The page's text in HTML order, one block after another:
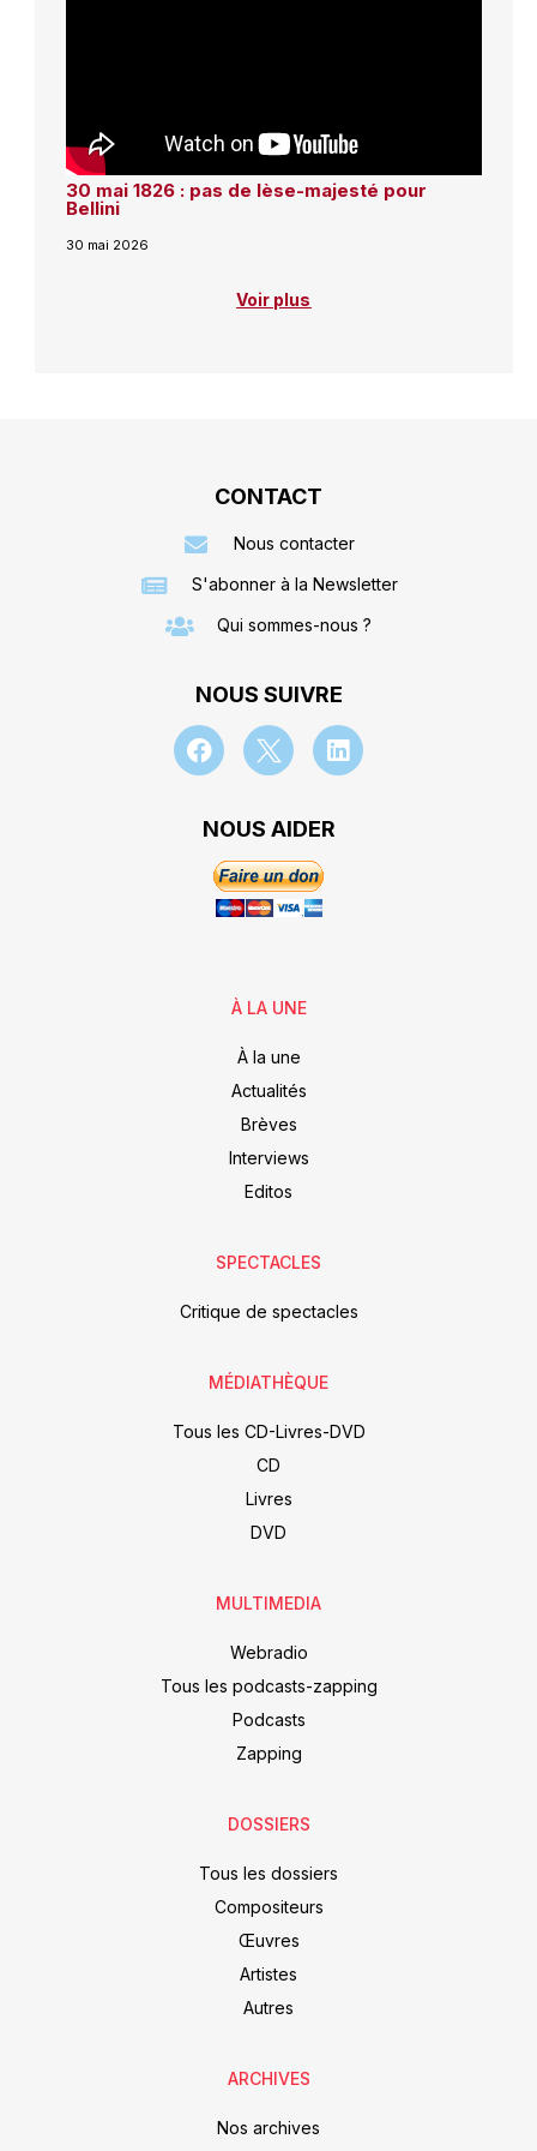
30 mai 1826 : pas de lèse-majesté pour
Bellini
30 mai 2026
Voir plus
CONTACT
Nous contacter
S'abonner à la Newsletter
Qui sommes-nous ?
NOUS SUIVRE
NOUS AIDER
À LA UNE
À la une
Actualités
Brèves
Interviews
Editos
SPECTACLES
Critique de spectacles
MÉDIATHÈQUE
Tous les CD-Livres-DVD
CD
Livres
DVD
MULTIMEDIA
Webradio
Tous les podcasts-zapping
Podcasts
Zapping
DOSSIERS
Tous les dossiers
Compositeurs
Œuvres
Artistes
Autres
ARCHIVES
Nos archives